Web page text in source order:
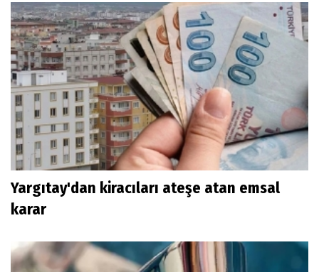
Yargıtay'dan kiracıları ateşe atan emsal
karar